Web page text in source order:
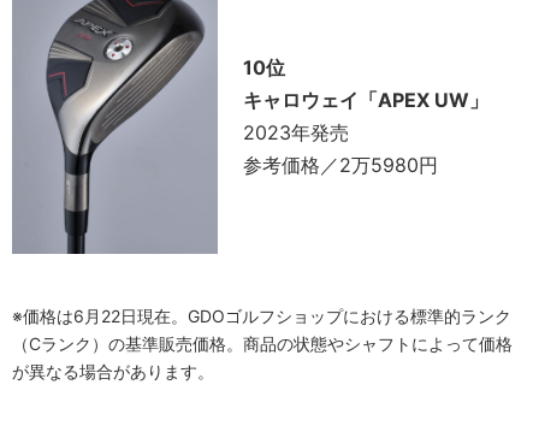
10位
キャロウェイ「APEX UW」
2023年発売
参考価格／2万5980円
※価格は6月22日現在。GDOゴルフショップにおける標準的ランク
（Cランク）の基準販売価格。商品の状態やシャフトによって価格
が異なる場合があります。